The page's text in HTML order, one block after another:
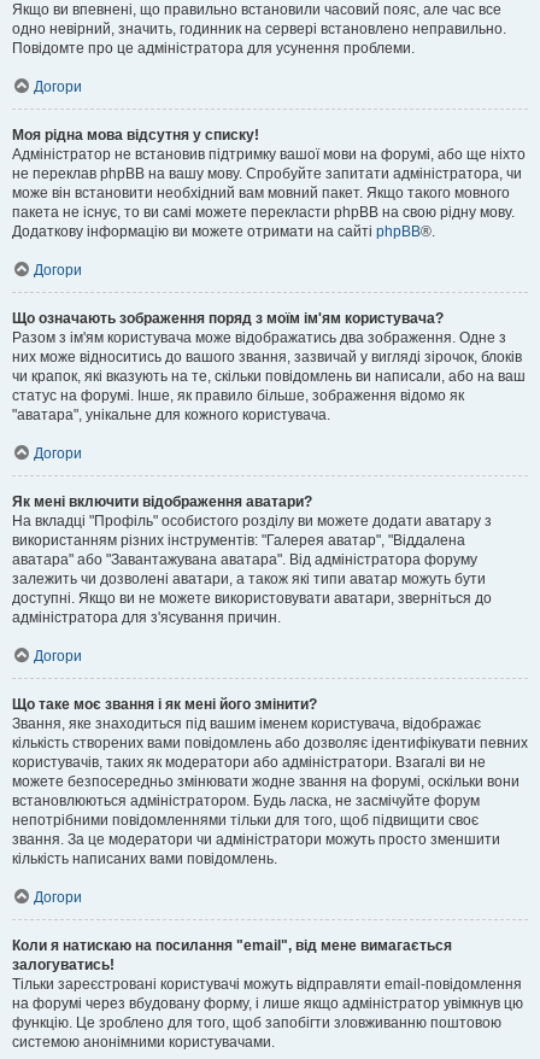
Якщо ви впевнені, що правильно встановили часовий пояс, але час все
одно невірний, значить, годинник на сервері встановлено неправильно.
Повідомте про це адміністратора для усунення проблеми.
Догори
Моя рідна мова відсутня у списку!
Адміністратор не встановив підтримку вашої мови на форумі, або ще ніхто
не переклав phpBB на вашу мову. Спробуйте запитати адміністратора, чи
може він встановити необхідний вам мовний пакет. Якщо такого мовного
пакета не існує, то ви самі можете перекласти phpBB на свою рідну мову.
Додаткову інформацію ви можете отримати на сайті phpBB®.
Догори
Що означають зображення поряд з моїм ім'ям користувача?
Разом з ім'ям користувача може відображатись два зображення. Одне з
них може відноситись до вашого звання, зазвичай у вигляді зірочок, блоків
чи крапок, які вказують на те, скільки повідомлень ви написали, або на ваш
статус на форумі. Інше, як правило більше, зображення відомо як
"аватара", унікальне для кожного користувача.
Догори
Як мені включити відображення аватари?
На вкладці "Профіль" особистого розділу ви можете додати аватару з
використанням різних інструментів: "Галерея аватар", "Віддалена
аватара" або "Завантажувана аватара". Від адміністратора форуму
залежить чи дозволені аватари, а також які типи аватар можуть бути
доступні. Якщо ви не можете використовувати аватари, зверніться до
адміністратора для з'ясування причин.
Догори
Що таке моє звання і як мені його змінити?
Звання, яке знаходиться під вашим іменем користувача, відображає
кількість створених вами повідомлень або дозволяє ідентифікувати певних
користувачів, таких як модератори або адміністратори. Взагалі ви не
можете безпосередньо змінювати жодне звання на форумі, оскільки вони
встановлюються адміністратором. Будь ласка, не засмічуйте форум
непотрібними повідомленнями тільки для того, щоб підвищити своє
звання. За це модератори чи адміністратори можуть просто зменшити
кількість написаних вами повідомлень.
Догори
Коли я натискаю на посилання "email", від мене вимагається
залогуватись!
Тільки зареєстровані користувачі можуть відправляти email-повідомлення
на форумі через вбудовану форму, і лише якщо адміністратор увімкнув цю
функцію. Це зроблено для того, щоб запобігти зловживанню поштовою
системою анонімними користувачами.